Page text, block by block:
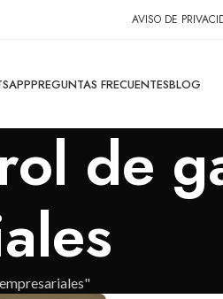
AVISO DE
PREGUNTAS FRECUENTESBLOG
de